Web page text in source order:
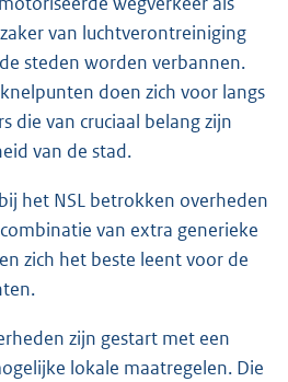
van luchtverontreiniging
steden worden verbannen.
doen zich voor langs
die van cruciaal belang zijn
van de stad.
het NSL betrokken overheden
van extra generieke
zich het beste leent voor de
zijn gestart met een
lokale maatregelen. Die